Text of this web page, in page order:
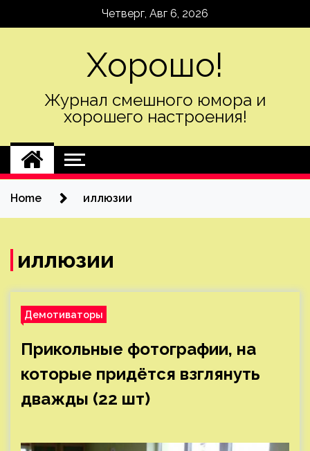
Четверг, Авг 6, 2026
Хорошо!
Журнал смешного юмора и
хорошего настроения!
Home иллюзии
иллюзии
Демотиваторы
Прикольные фотографии, на
которые придётся взглянуть
дважды (22 шт)